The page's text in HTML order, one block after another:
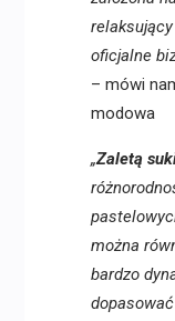
oficjalne
– mówi
modowa
„Zaletą
można
bardzo